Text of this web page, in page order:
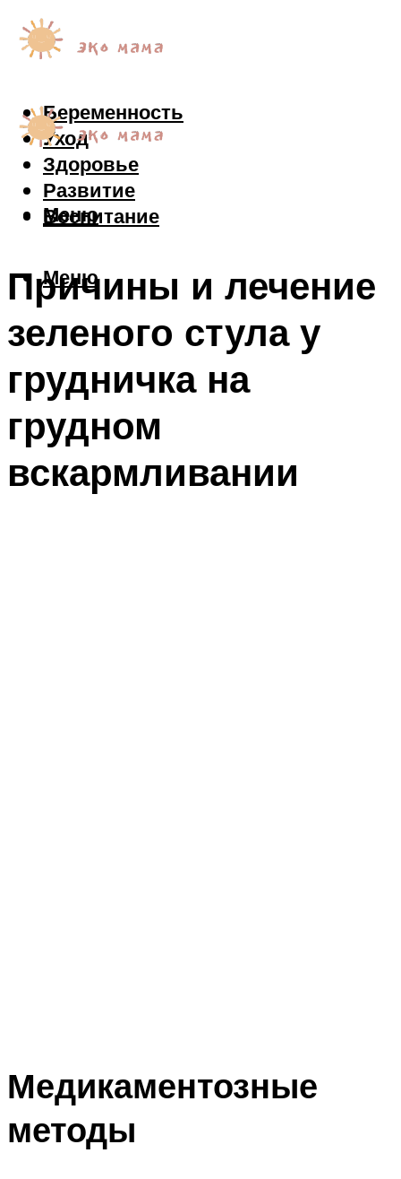
Беременность
Уход
Здоровье
Развитие
Воспитание
Меню
Меню
Причины и лечение
зеленого стула у
грудничка на
грудном
вскармливании
Медикаментозные
методы